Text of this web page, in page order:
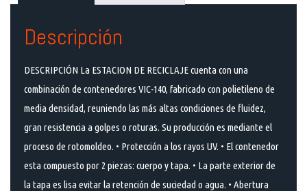
Descripción
DESCRIPCIÓN La ESTACION DE RECICLAJE cuenta con una
combinación de contenedores VIC-140, fabricado con polietileno de
media densidad, reuniendo las más altas condiciones de fluidez,
gran resistencia a golpes o roturas. Su producción es mediante el
proceso de rotomoldeo. • Protección a los rayos UV. • El contenedor
esta compuesto por 2 piezas: cuerpo y tapa. • La parte exterior de
la tapa es lisa evitar la retención de suciedad o agua. • Abertura